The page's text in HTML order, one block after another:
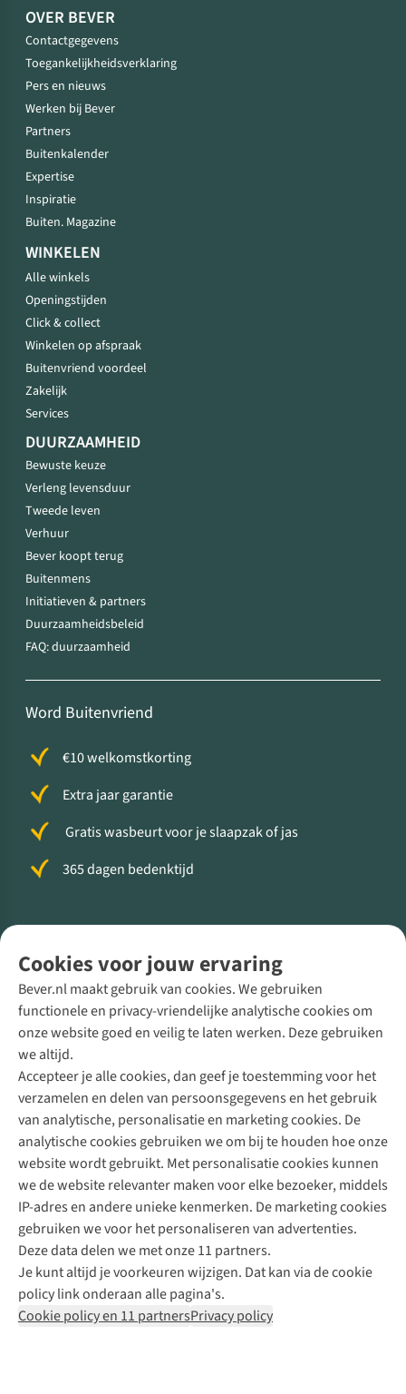
Cookies voor jouw ervaring
Bever.nl maakt gebruik van cookies. We gebruiken
functionele en privacy-vriendelijke analytische cookies om
onze website goed en veilig te laten werken. Deze gebruiken
we altijd.
Accepteer je alle cookies, dan geef je toestemming voor het
verzamelen en delen van persoonsgegevens en het gebruik
van analytische, personalisatie en marketing cookies. De
analytische cookies gebruiken we om bij te houden hoe onze
website wordt gebruikt. Met personalisatie cookies kunnen
we de website relevanter maken voor elke bezoeker, middels
IP-adres en andere unieke kenmerken. De marketing cookies
gebruiken we voor het personaliseren van advertenties.
Deze data delen we met onze 11 partners.
Je kunt altijd je voorkeuren wijzigen. Dat kan via de cookie
policy link onderaan alle pagina's.
Cookie policy en 11 partnersPrivacy policy
OVER BEVER
Contactgegevens
Toegankelijkheidsverklaring
Pers en nieuws
Werken bij Bever
Partners
Buitenkalender
Expertise
Inspiratie
Buiten. Magazine
WINKELEN
Alle winkels
Openingstijden
Click & collect
Winkelen op afspraak
Buitenvriend voordeel
Zakelijk
Services
DUURZAAMHEID
Bewuste keuze
Verleng levensduur
Tweede leven
Verhuur
Bever koopt terug
Buitenmens
Initiatieven & partners
Duurzaamheidsbeleid
FAQ: duurzaamheid
Word Buitenvriend
€10 welkomstkorting
Extra jaar garantie
Gratis wasbeurt voor je slaapzak of jas
365 dagen bedenktijd
Direct advies van een Buitenexpert
+31 (0)85 888 50 88
+31 6 12 28 49 80
Contactformulier